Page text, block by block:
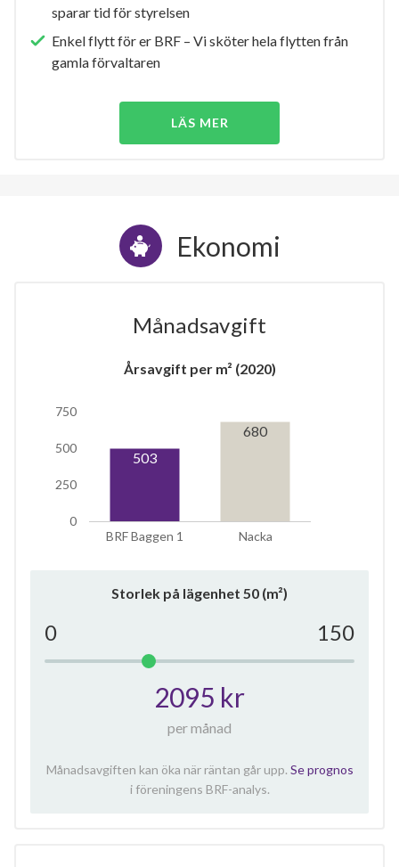
sparar tid för styrelsen
Enkel flytt för er BRF – Vi sköter hela flytten från
gamla förvaltaren
LÄS MER
Ekonomi
Månadsavgift
Årsavgift per m² (2020)
BRF Baggen 1 Nacka
0
250
500
750
503
680
Storlek på lägenhet 50 (m²)
0 150
2095 kr
per månad
Månadsavgiften kan öka när räntan går upp. Se prognos
i föreningens BRF-analys.